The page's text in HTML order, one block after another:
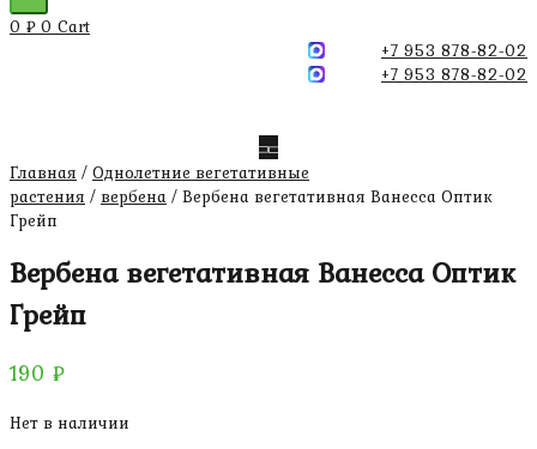
0 ₽ 0 Cart
+7 953 878-82-02
+7 953 878-82-02
Главная / Однолетние вегетативные
растения / вербена / Вербена вегетативная Ванесса Оптик
Грейп
Вербена вегетативная Ванесса Оптик
Грейп
190 ₽
Нет в наличии